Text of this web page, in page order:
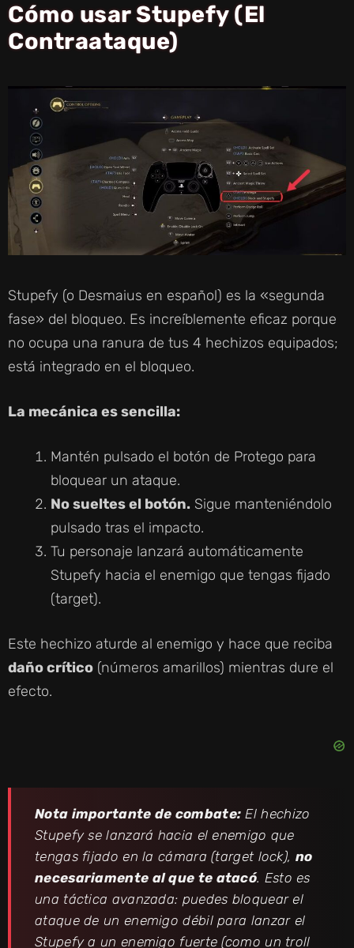
Cómo usar Stupefy (El
Contraataque)
Stupefy (o Desmaius en español) es la «segunda
fase» del bloqueo. Es increíblemente eficaz porque
no ocupa una ranura de tus 4 hechizos equipados;
está integrado en el bloqueo.
La mecánica es sencilla:
Mantén pulsado el botón de Protego para
bloquear un ataque.
No sueltes el botón. Sigue manteniéndolo
pulsado tras el impacto.
Tu personaje lanzará automáticamente
Stupefy hacia el enemigo que tengas fijado
(target).
Este hechizo aturde al enemigo y hace que reciba
daño crítico (números amarillos) mientras dure el
efecto.
Nota importante de combate: El hechizo
Stupefy se lanzará hacia el enemigo que
tengas fijado en la cámara (target lock), no
necesariamente al que te atacó. Esto es
una táctica avanzada: puedes bloquear el
ataque de un enemigo débil para lanzar el
Stupefy a un enemigo fuerte (como un troll